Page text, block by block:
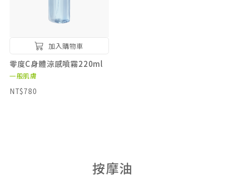
加入購物車
零度C身體涼感噴霧220ml
一般肌膚
NT$780
按摩油